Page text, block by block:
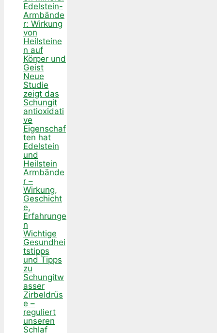
Edelstein-
Armbände
r: Wirkung
von
Heilsteine
n auf
Körper und
Geist
Neue
Studie
zeigt das
Schungit
antioxidati
ve
Eigenschaf
ten hat
Edelstein
und
Heilstein
Armbände
r –
Wirkung,
Geschicht
e,
Erfahrunge
n
Wichtige
Gesundhei
tstipps
und Tipps
zu
Schungitw
asser
Zirbeldrüs
e –
reguliert
unseren
Schlaf